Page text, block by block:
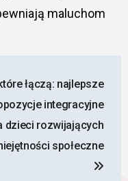
maluchom
łączą: najlepsze
integracyjne
dzieci rozwijających
społeczne